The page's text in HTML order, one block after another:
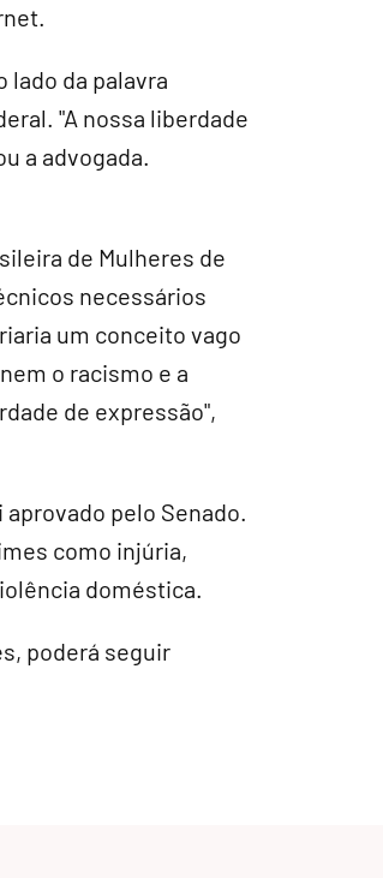
lado da palavra
"A nossa liberdade
a advogada.
de Mulheres de
necessários
um conceito vago
o racismo e a
de expressão",
aprovado pelo Senado.
como injúria,
doméstica.
poderá seguir